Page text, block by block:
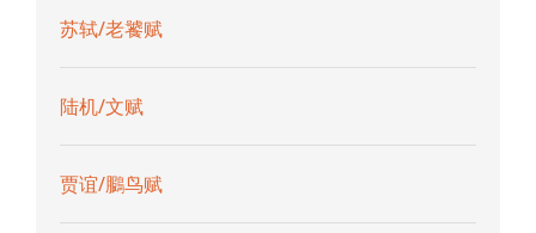
苏轼/老饕赋
陆机/文赋
贾谊/鵩鸟赋